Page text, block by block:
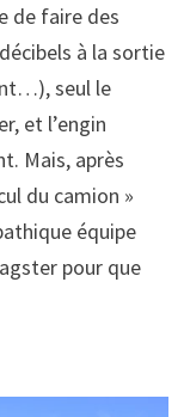
de faire des
à la sortie
seul le
et l’engin
Mais, après
du camion »
équipe
pour que